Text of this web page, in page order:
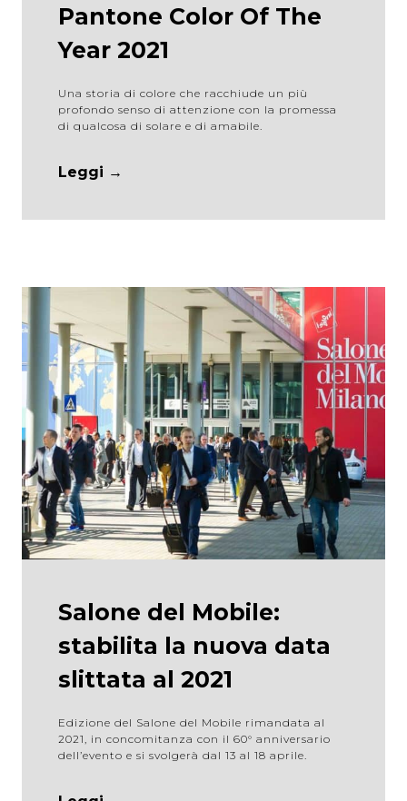
Pantone Color Of The
Year 2021
Una storia di colore che racchiude un più
profondo senso di attenzione con la promessa
di qualcosa di solare e di amabile.
Leggi →
Salone del Mobile:
stabilita la nuova data
slittata al 2021
Edizione del Salone del Mobile rimandata al
2021, in concomitanza con il 60° anniversario
dell’evento e si svolgerà dal 13 al 18 aprile.